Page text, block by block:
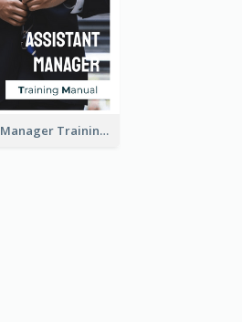
Assistant Manager Training Manual